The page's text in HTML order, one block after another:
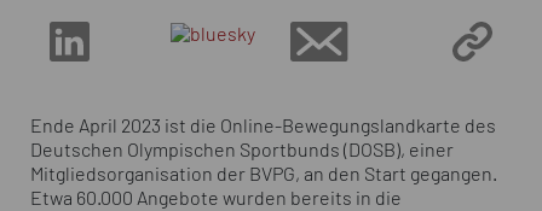
Ende April 2023 ist die Online-Bewegungslandkarte des
Deutschen Olympischen Sportbunds (DOSB), einer
Mitgliedsorganisation der BVPG, an den Start gegangen.
Etwa 60.000 Angebote wurden bereits in die